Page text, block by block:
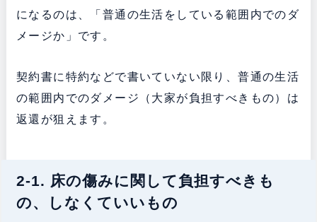
になるのは、「普通の生活をしている範囲内でのダ
メージか」です。
契約書に特約などで書いていない限り、普通の生活
の範囲内でのダメージ（大家が負担すべきもの）は
返還が狙えます。
2-1. 床の傷みに関して負担すべきも
の、しなくていいもの